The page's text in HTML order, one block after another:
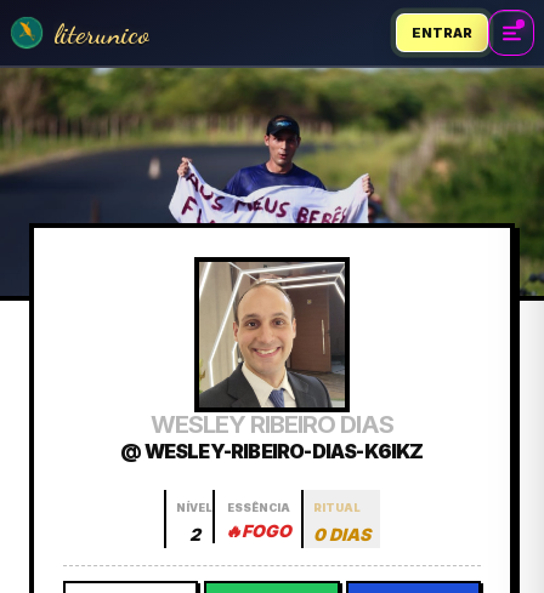
literunico ENTRAR
WESLEY RIBEIRO DIAS
@ WESLEY-RIBEIRO-DIAS-K6IKZ
NÍVEL
2
ESSÊNCIA
🔥FOGO
RITUAL
0 DIAS